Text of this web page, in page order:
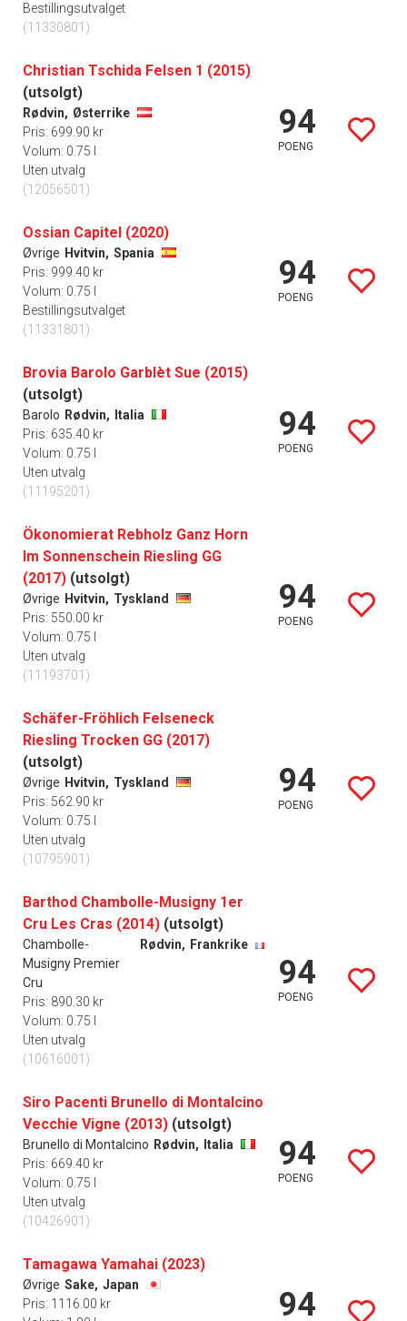
Bestillingsutvalget
(11330801)
Christian Tschida Felsen 1 (2015)
(utsolgt)
Rødvin, Østerrike
Pris: 699.90 kr
Volum: 0.75 l
Uten utvalg
(12056501)
94
POENG
Ossian Capitel (2020)
Øvrige Hvitvin, Spania
Pris: 999.40 kr
Volum: 0.75 l
Bestillingsutvalget
(11331801)
94
POENG
Brovia Barolo Garblèt Sue (2015)
(utsolgt)
Barolo Rødvin,
Italia
Pris: 635.40 kr
Volum: 0.75 l
Uten utvalg
(11195201)
94
POENG
Ökonomierat Rebholz Ganz Horn
Im Sonnenschein Riesling GG
(2017) (utsolgt)
Øvrige Hvitvin, Tyskland
Pris: 550.00 kr
Volum: 0.75 l
Uten utvalg
(11193701)
94
POENG
Schäfer-Fröhlich Felseneck
Riesling Trocken GG (2017)
(utsolgt)
Øvrige Hvitvin, Tyskland
Pris: 562.90 kr
Volum: 0.75 l
Uten utvalg
(10795901)
94
POENG
Barthod Chambolle-Musigny 1er
Cru Les Cras (2014) (utsolgt)
Chambolle-
Musigny Premier
Cru
Rødvin, Frankrike
Pris: 890.30 kr
Volum: 0.75 l
Uten utvalg
(10616001)
94
POENG
Siro Pacenti Brunello di Montalcino
Vecchie Vigne (2013) (utsolgt)
Brunello di Montalcino Rødvin,
Italia
Pris: 669.40 kr
Volum: 0.75 l
Uten utvalg
(10426901)
94
POENG
Tamagawa Yamahai (2023)
Øvrige Sake, Japan
Pris: 1116.00 kr
94